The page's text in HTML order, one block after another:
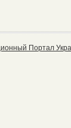
Портал